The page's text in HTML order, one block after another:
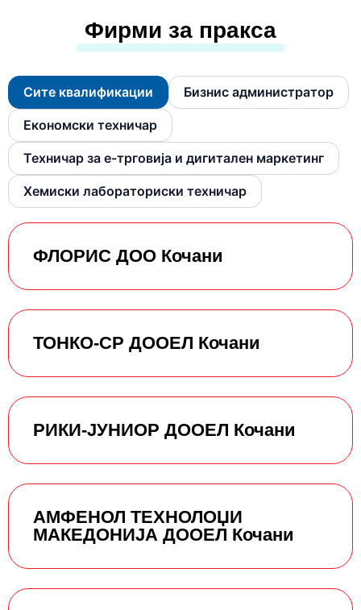
Фирми за пракса
Сите квалификации Бизнис администратор
Економски техничар
Техничар за е-трговија и дигитален маркетинг
Хемиски лабораториски техничар
ФЛОРИС ДОО Кочани
ТОНКО-СР ДООЕЛ Кочани
РИКИ-ЈУНИОР ДООЕЛ Кочани
АМФЕНОЛ ТЕХНОЛОЏИ
МАКЕДОНИЈА ДООЕЛ Кочани